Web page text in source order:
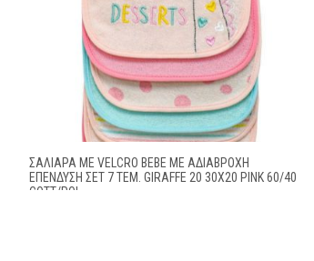
ΣΑΛΙΆΡΑ ΜΕ VELCRO BEBE ΜΕ ΑΔΙΆΒΡΟΧΗ
ΕΠΈΝΔΥΣΗ ΣΕΤ 7 ΤΕΜ. GIRAFFE 20 30X20 PINK 60/40
COTT/POL